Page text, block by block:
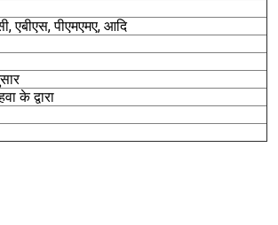
एबीएस, पीएमएमए, आदि
के द्वारा